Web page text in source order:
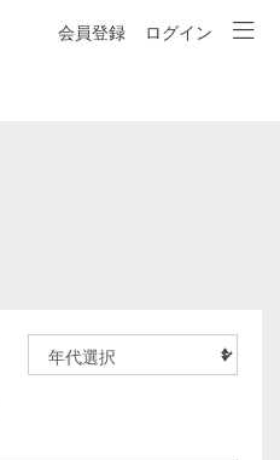
会員登録 ログイン